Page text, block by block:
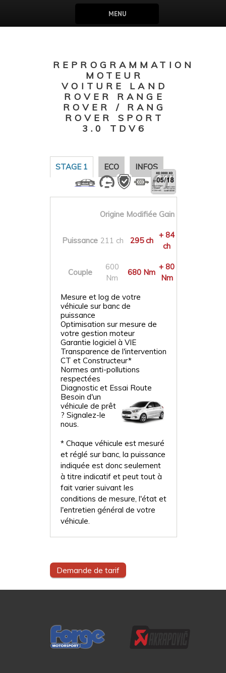
MENU
REPROGRAMMATION
MOTEUR
VOITURE LAND
ROVER RANGE
ROVER / RANG
ROVER SPORT
3.0 TDV6
STAGE 1 ECO INFOS
Origine Modifiée Gain
Puissance 211 ch 295 ch
+ 84
ch
Couple
600
Nm
680 Nm
+ 80
Nm
Mesure et log de votre
véhicule sur banc de
puissance
Optimisation sur mesure de
votre gestion moteur
Garantie logiciel à VIE
Transparence de l'intervention
CT et Constructeur*
Normes anti-pollutions
respectées
Diagnostic et Essai Route
Besoin d'un
véhicule de prêt
? Signalez-le
nous.
* Chaque véhicule est mesuré
et réglé sur banc, la puissance
indiquée est donc seulement
à titre indicatif et peut tout à
fait varier suivant les
conditions de mesure, l'état et
l'entretien général de votre
véhicule.
Demande de tarif